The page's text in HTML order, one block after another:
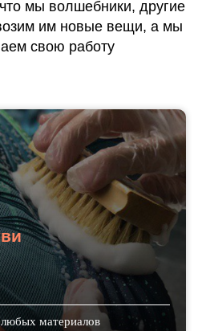
мы волшебники, другие
им новые вещи, а мы
свою работу
материалов